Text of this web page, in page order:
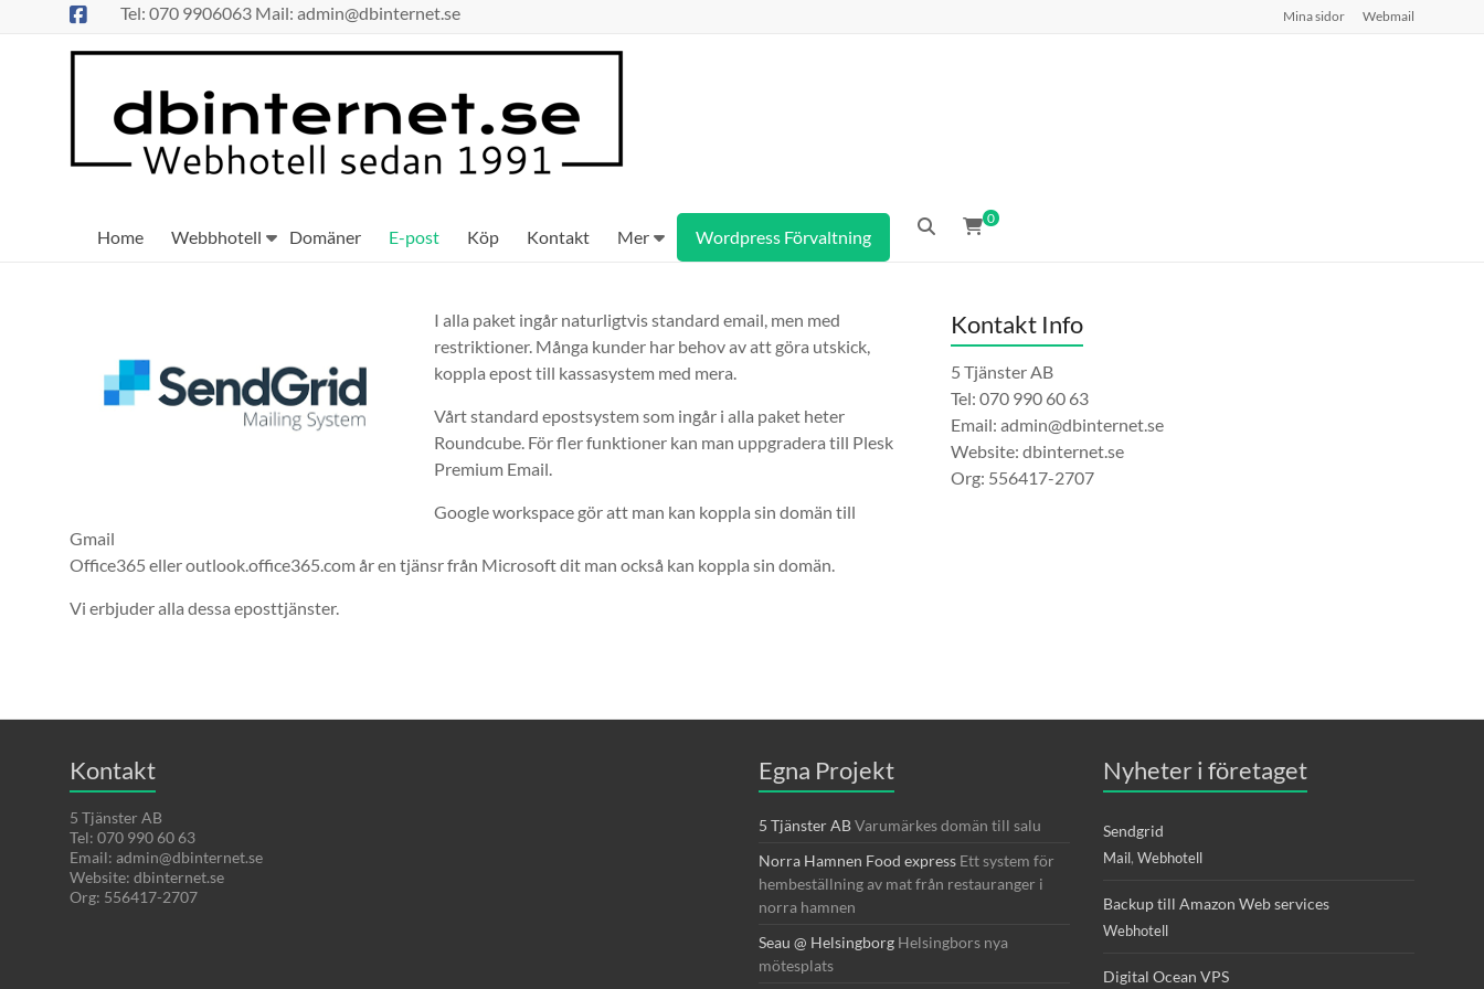
Tel: 070 9906063 Mail: admin@dbinternet.se Mina sidor Webmail
Home Webbhotell Domäner E-post Köp Kontakt Mer Wordpress Förvaltning
0
I alla paket ingår naturligtvis standard email, men med
restriktioner. Många kunder har behov av att göra utskick,
koppla epost till kassasystem med mera.
Vårt standard epostsystem som ingår i alla paket heter
Roundcube. För fler funktioner kan man uppgradera till Plesk
Premium Email.
Google workspace gör att man kan koppla sin domän till
Gmail
Office365 eller outlook.office365.com år en tjänsr från Microsoft dit man också kan koppla sin domän.
Vi erbjuder alla dessa eposttjänster.
Kontakt Info
5 Tjänster AB
Tel: 070 990 60 63
Email: admin@dbinternet.se
Website: dbinternet.se
Org: 556417-2707
Kontakt
5 Tjänster AB
Tel: 070 990 60 63
Email: admin@dbinternet.se
Website: dbinternet.se
Org: 556417-2707
Egna Projekt
5 Tjänster ABVarumärkes domän till salu
Norra Hamnen Food express Ett system för
hembeställning av mat från restauranger i
norra hamnen
Seau @ Helsingborg Helsingbors nya
mötesplats
Nyheter i företaget
Sendgrid
Mail, Webhotell
Backup till Amazon Web services
Webhotell
Digital Ocean VPS